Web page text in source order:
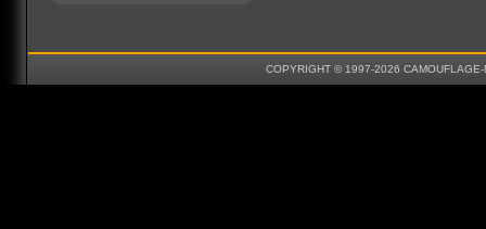
COPYRIGHT © 1997-2026 CAMOUFLAGE-